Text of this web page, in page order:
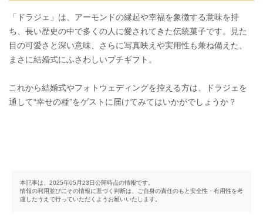
「ドラジェ」は、アーモンドの縁起や幸福を象徴する意味を持
ち、長い歴史の中で多くの人に愛されてきた伝統菓子です。見た
目の可愛さと深い意味、さらに写真映えや実用性も兼ね備えた、
まさに結婚式にふさわしいプチギフト。
これから結婚式やフォトウェディングを控える方は、ドラジェを
通して“幸せの種”をゲストに届けてみてはいかがでしょうか？
本記事は、2025年05月23日公開時点の情報です。
情報の利用並びにその情報に基づく判断は、ご自身の責任のもと安全性・有用性を考
慮したうえで行っていただくようお願いいたします。